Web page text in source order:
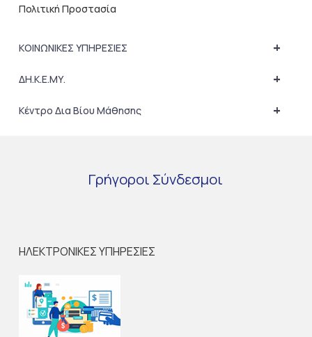
Πολιτική Προστασία
+
ΚΟΙΝΩΝΙΚΕΣ ΥΠΗΡΕΣΙΕΣ
+
ΔΗ.Κ.Ε.ΜΥ.
+
Κέντρο Δια Βίου Μάθησης
Γρήγοροι Σύνδεσμοι
ΗΛΕΚΤΡΟΝΙΚΕΣ ΥΠΗΡΕΣΙΕΣ